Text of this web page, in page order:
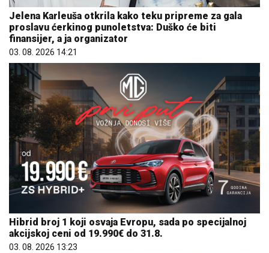
Jelena Karleuša otkrila kako teku pripreme za gala
proslavu ćerkinog punoletstva: Duško će biti
finansijer, a ja organizator
03. 08. 2026 14:21
Hibrid broj 1 koji osvaja Evropu, sada po specijalnoj
akcijskoj ceni od 19.990€ do 31.8.
03. 08. 2026 13:23